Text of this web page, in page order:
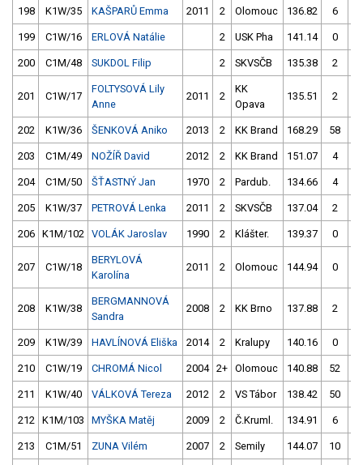
198 K1W/35 KAŠPARŮ Emma 2011 2 Olomouc 136.82 6
199 C1W/16 ERLOVÁ Natálie 2 USK Pha 141.14 0
200 C1M/48 SUKDOL Filip 2 SKVSČB 135.38 2
201 C1W/17
FOLTYSOVÁ Lily
Anne
2011 2
KK
Opava
135.51 2
202 K1W/36 ŠENKOVÁ Aniko 2013 2 KK Brand 168.29 58
203 C1M/49 NOŽÍŘ David 2012 2 KK Brand 151.07 4
204 C1M/50 ŠŤASTNÝ Jan 1970 2 Pardub. 134.66 4
205 K1W/37 PETROVÁ Lenka 2011 2 SKVSČB 137.04 2
206 K1M/102 VOLÁK Jaroslav 1990 2 Klášter. 139.37 0
207 C1W/18
BERYLOVÁ
Karolína
2011 2 Olomouc 144.94 0
208 K1W/38
BERGMANNOVÁ
Sandra
2008 2 KK Brno 137.88 2
209 K1W/39 HAVLÍNOVÁ Eliška 2014 2 Kralupy 140.16 0
210 C1W/19 CHROMÁ Nicol 2004 2+ Olomouc 140.88 52
211 K1W/40 VÁLKOVÁ Tereza 2012 2 VS Tábor 138.42 50
212 K1M/103 MYŠKA Matěj 2009 2 Č.Kruml. 134.91 6
213 C1M/51 ZUNA Vilém 2007 2 Semily 144.07 10